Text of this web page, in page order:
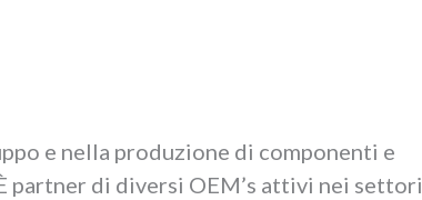
e nella produzione di componenti e
partner di diversi OEM’s attivi nei settori